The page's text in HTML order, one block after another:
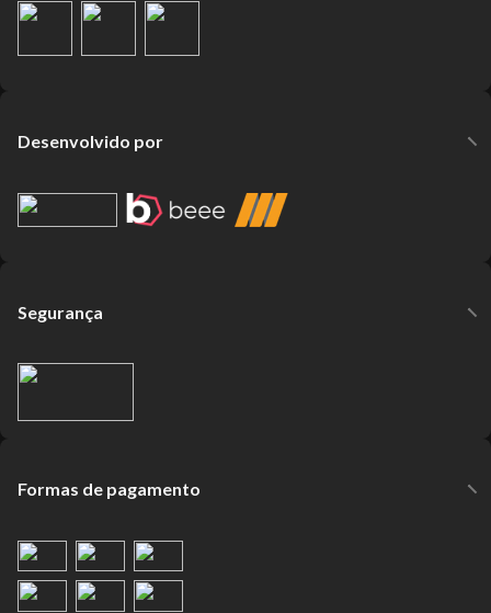
Desenvolvido por
Segurança
Formas de pagamento